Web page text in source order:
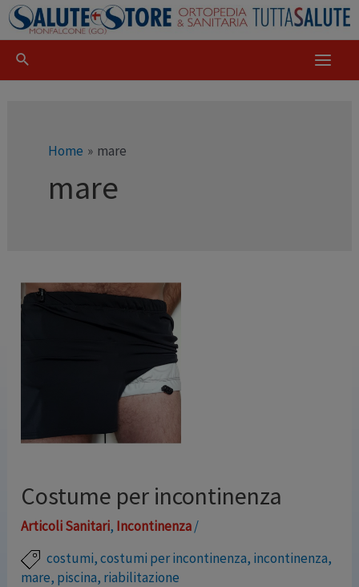
Home mare
mare
Costume per incontinenza
Articoli Sanitari, Incontinenza/
costumi,costumi per incontinenza, incontinenza,
mare, piscina, riabilitazione